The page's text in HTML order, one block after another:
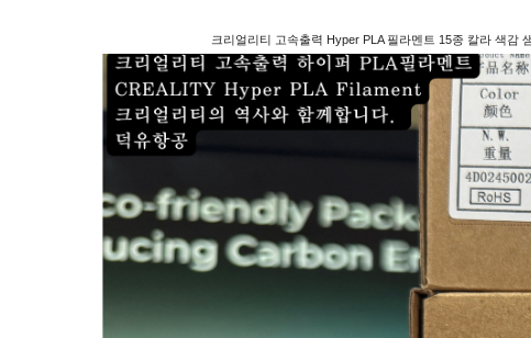
크리얼리티 고속출력 Hyper PLA 필라멘트 15종 칼라 색감